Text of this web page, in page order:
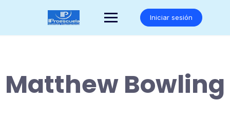
Iniciar sesión
Matthew Bowling